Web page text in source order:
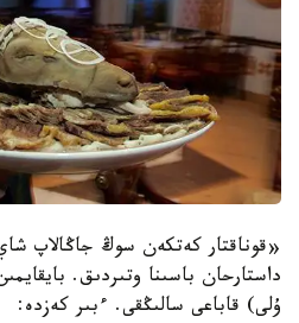
«قوناقتار كەتكەن سوڭ جاڭالاپ
داستارحان باسىنا وتىردىق.
ۇلى) قاباعى سالىڭقى. ءبىر كەزدە: